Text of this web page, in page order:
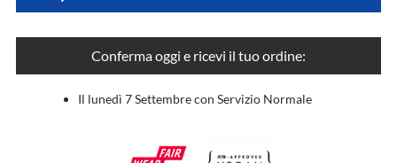
Conferma oggi e ricevi il tuo ordine:
Il lunedì 7 Settembre con Servizio Normale